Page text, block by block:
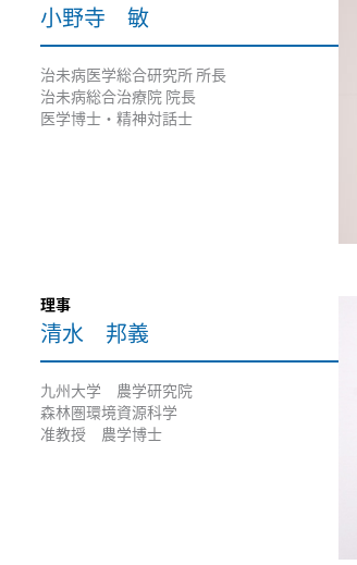
小野寺 敏
治未病医学総合研究所 所長
治未病総合治療院 院長
医学博士・精神対話士
理事
清水 邦義
九州大学 農学研究院
森林圏環境資源科学
准教授 農学博士